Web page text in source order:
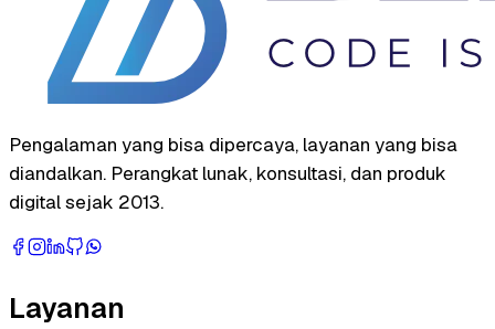
Pengalaman yang bisa dipercaya, layanan yang bisa
diandalkan. Perangkat lunak, konsultasi, dan produk
digital sejak 2013.
Layanan